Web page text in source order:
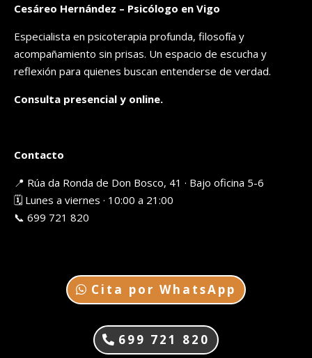
Cesáreo Hernández – Psicólogo en Vigo
Especialista en psicoterapia profunda, filosofía y
acompañamiento sin prisas. Un espacio de escucha y
reflexión para quienes buscan entenderse de verdad.
Consulta presencial y online.
Contacto
📍 Rúa da Ronda de Don Bosco, 41 · Bajo oficina 5-6
🗓️ Lunes a viernes · 10:00 a 21:00
📞 699 721 820
Cita por WhatsApp
699 721 820